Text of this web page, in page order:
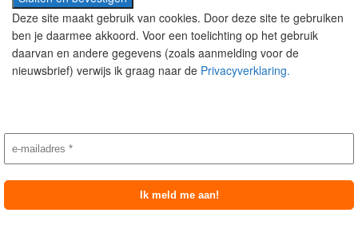
Deze site maakt gebruik van cookies. Door deze site te gebruiken
ben je daarmee akkoord. Voor een toelichting op het gebruik
daarvan en andere gegevens (zoals aanmelding voor de
nieuwsbrief) verwijs ik graag naar de Privacyverklaring.